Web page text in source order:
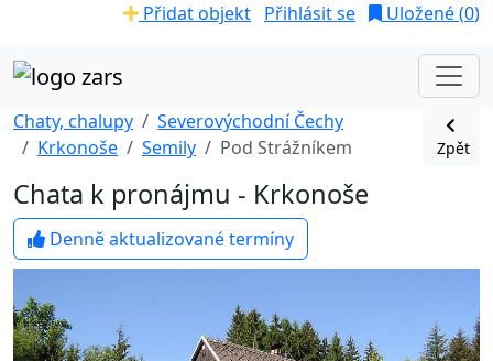
Přidat objekt Přihlásit se Uložené (0)
Chaty, chalupy
Severovýchodní Čechy
Krkonoše
Semily Pod Strážníkem Zpět
Chata k pronájmu - Krkonoše
Denně aktualizované termíny